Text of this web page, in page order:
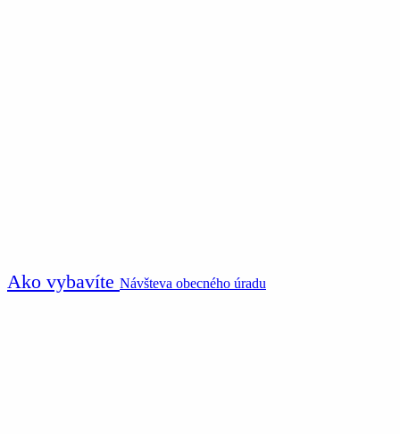
Ako vybavíte Návšteva obecného úradu